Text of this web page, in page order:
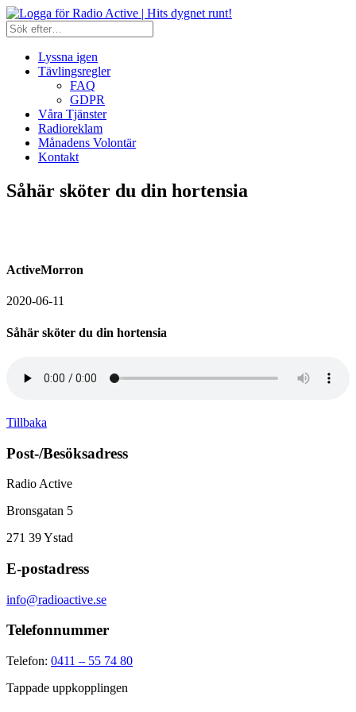
Lyssna igen
Tävlingsregler
FAQ
GDPR
Våra Tjänster
Radioreklam
Månadens Volontär
Kontakt
Såhär sköter du din hortensia
ActiveMorron
2020-06-11
Såhär sköter du din hortensia
Tillbaka
Post-/Besöksadress
Radio Active
Bronsgatan 5
271 39Ystad
E-postadress
info@radioactive.se
Telefonnummer
Telefon: 0411 – 55 74 80
Tappade uppkopplingen